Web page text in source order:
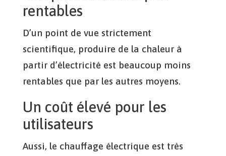
rentables
D’un point de vue strictement
scientifique, produire de la chaleur à
partir d’électricité est beaucoup moins
rentables que par les autres moyens.
Un coût élevé pour les
utilisateurs
Aussi, le chauffage électrique est très